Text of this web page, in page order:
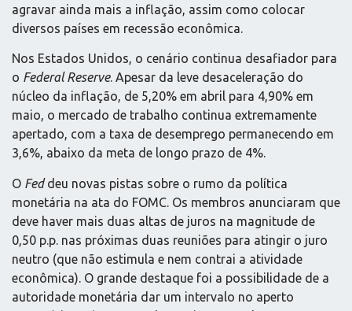
agravar ainda mais a inflação, assim como colocar
diversos países em recessão econômica.
Nos Estados Unidos, o cenário continua desafiador para
o Federal Reserve. Apesar da leve desaceleração do
núcleo da inflação, de 5,20% em abril para 4,90% em
maio, o mercado de trabalho continua extremamente
apertado, com a taxa de desemprego permanecendo em
3,6%, abaixo da meta de longo prazo de 4%.
O Feddeu novas pistas sobre o rumo da política
monetária na ata do FOMC. Os membros anunciaram que
deve haver mais duas altas de juros na magnitude de
0,50 p.p. nas próximas duas reuniões para atingir o juro
neutro (que não estimula e nem contrai a atividade
econômica). O grande destaque foi a possibilidade de a
autoridade monetária dar um intervalo no aperto